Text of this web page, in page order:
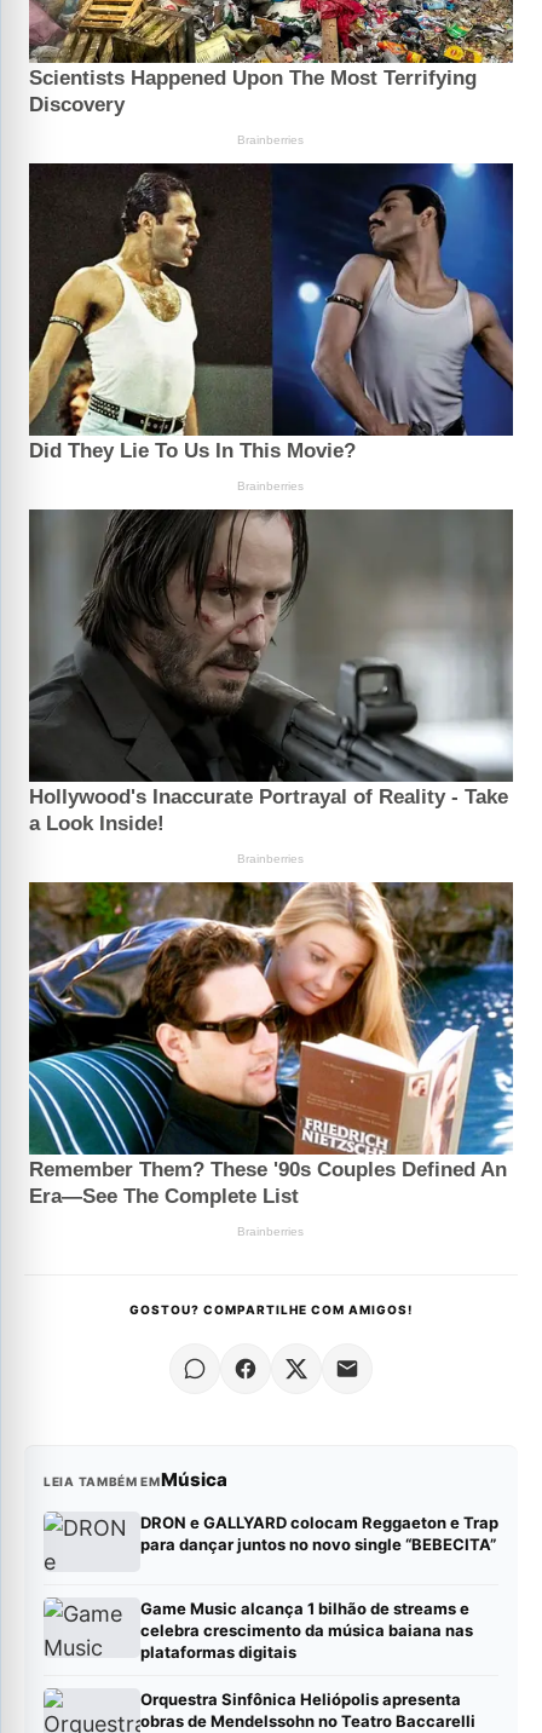
GOSTOU? COMPARTILHE COM AMIGOS!
LEIA TAMBÉM EMMúsica
DRON e GALLYARD colocam Reggaeton e Trap
para dançar juntos no novo single “BEBECITA”
Game Music alcança 1 bilhão de streams e
celebra crescimento da música baiana nas
plataformas digitais
Orquestra Sinfônica Heliópolis apresenta
obras de Mendelssohn no Teatro Baccarelli